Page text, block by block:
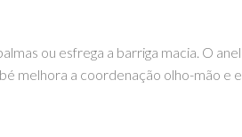
ou esfrega a barriga macia. O
melhora a coordenação olho-mão e